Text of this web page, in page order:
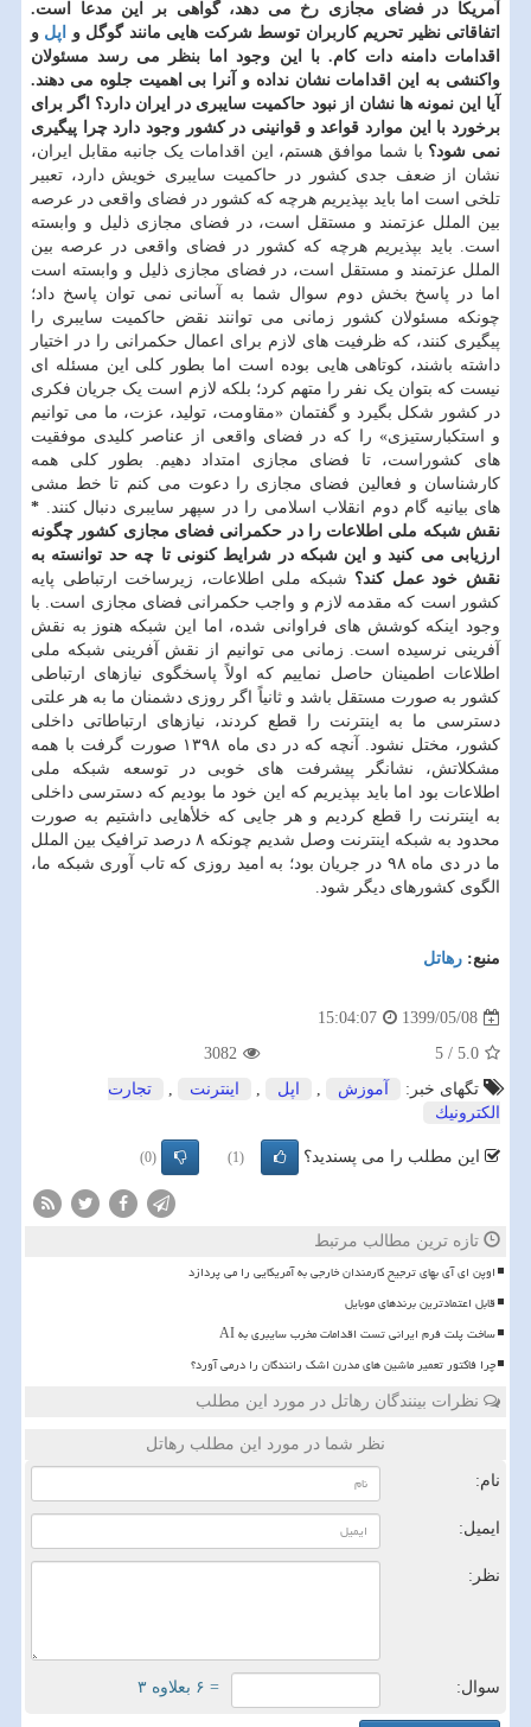
آمریکا در فضای مجازی رخ می دهد، گواهی بر این مدعا است.
اتفاقاتی نظیر تحریم کاربران توسط شرکت هایی مانند گوگل و
اپل و
اقدامات دامنه دات کام. با این وجود اما بنظر می رسد مسئولان
واکنشی به این اقدامات نشان نداده و آنرا بی اهمیت جلوه می دهند.
آیا این نمونه ها نشان از نبود حاکمیت سایبری در ایران دارد؟ اگر برای
برخورد با این موارد قواعد و قوانینی در کشور وجود دارد چرا پیگیری
نمی شود؟ با شما موافق هستم، این اقدامات یک جانبه مقابل ایران،
نشان از ضعف جدی کشور در حاکمیت سایبری خویش دارد، تعبیر
تلخی است اما باید بپذیریم هرچه که کشور در فضای واقعی در عرصه
بین الملل عزتمند و مستقل است، در فضای مجازی ذلیل و وابسته
است. باید بپذیریم هرچه که کشور در فضای واقعی در عرصه بین
الملل عزتمند و مستقل است، در فضای مجازی ذلیل و وابسته است
اما در پاسخ بخش دوم سوال شما به آسانی نمی توان پاسخ داد؛
چونکه مسئولان کشور زمانی می توانند نقض حاکمیت سایبری را
پیگیری کنند، که ظرفیت های لازم برای اعمال حکمرانی را در اختیار
داشته باشند، کوتاهی هایی بوده است اما بطور کلی این مسئله ای
نیست که بتوان یک نفر را متهم کرد؛ بلکه لازم است یک جریان فکری
در کشور شکل بگیرد و گفتمان «مقاومت، تولید، عزت، ما می توانیم
و استکبارستیزی» را که در فضای واقعی از عناصر کلیدی موفقیت
های کشوراست، تا فضای مجازی امتداد دهیم. بطور کلی همه
کارشناسان و فعالین فضای مجازی را دعوت می کنم تا خط مشی
های بیانیه گام دوم انقلاب اسلامی را در سپهر سایبری دنبال کنند. *
نقش شبکه ملی اطلاعات را در حکمرانی فضای مجازی کشور چگونه
ارزیابی می کنید و این شبکه در شرایط کنونی تا چه حد توانسته به
نقش خود عمل کند؟ شبکه ملی اطلاعات، زیرساخت ارتباطی پایه
کشور است که مقدمه لازم و واجب حکمرانی فضای مجازی است. با
وجود اینکه کوشش های فراوانی شده، اما این شبکه هنوز به نقش
آفرینی نرسیده است. زمانی می توانیم از نقش آفرینی شبکه ملی
اطلاعات اطمینان حاصل نماییم که اولاً پاسخگوی نیازهای ارتباطی
کشور به صورت مستقل باشد و ثانیاً اگر روزی دشمنان ما به هر علتی
دسترسی ما به اینترنت را قطع کردند، نیازهای ارتباطاتی داخلی
کشور، مختل نشود. آنچه که در دی ماه ۱۳۹۸ صورت گرفت با همه
مشکلاتش، نشانگر پیشرفت های خوبی در توسعه شبکه ملی
اطلاعات بود اما باید بپذیریم که این خود ما بودیم که دسترسی داخلی
به اینترنت را قطع کردیم و هر جایی که خلأهایی داشتیم به صورت
محدود به شبکه اینترنت وصل شدیم چونکه ۸ درصد ترافیک بین الملل
ما در دی ماه ۹۸ در جریان بود؛ به امید روزی که تاب آوری شبکه ما،
الگوی کشورهای دیگر شود.
منبع: رهاتل
1399/05/08
15:04:07
5.0
/
5
3082
تگهای خبر:
آموزش , اپل , اینترنت ,
تجارت
الكترونیك
این مطلب را می پسندید؟ (1)
(0)
تازه ترین مطالب مرتبط
اوپن ای آی بهای ترجیح کارمندان خارجی به آمریکایی را می پردازد
قابل اعتمادترین برندهای موبایل
ساخت پلت فرم ایرانی تست اقدامات مخرب سایبری به AI
چرا فاکتور تعمیر ماشین های مدرن اشک رانندگان را درمی آورد؟
نظرات بینندگان رهاتل در مورد این مطلب
نظر شما در مورد این مطلب رهاتل
نام:
ایمیل:
نظر:
سوال: = ۶ بعلاوه ۳